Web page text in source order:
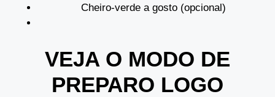
Cheiro-verde a gosto (opcional)
VEJA O MODO DE
PREPARO LOGO